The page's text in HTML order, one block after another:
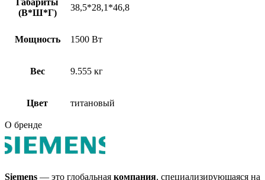
Габариты
(В*Ш*Г)
38,5*28,1*46,8
Мощность 1500 Вт
Вес 9.555 кг
Цвет титановый
О бренде
Siemens — это глобальная компания, специализирующаяся на